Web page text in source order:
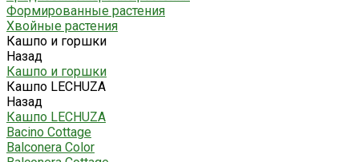
Формированные растения
Хвойные растения
Кашпо и горшки
Назад
Кашпо и горшки
Кашпо LECHUZA
Назад
Кашпо LECHUZA
Bacino Cottage
Balconera Color